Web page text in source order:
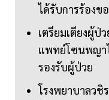
ได้รับการร้องขอ
เตรียมเตียงผู้ป่
แพทย์โซนพญา
รองรับผู้ป่วย
โรงพยาบาลวชิ